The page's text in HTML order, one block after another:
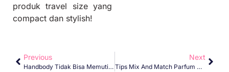
produk travel size yang
compact dan stylish!
Previous
Handbody Tidak Bisa Memutihkan Kulit Secara Instan?
Next
Tips Mix And Match Parfum Dan Handbody Sesuai PH Kulit